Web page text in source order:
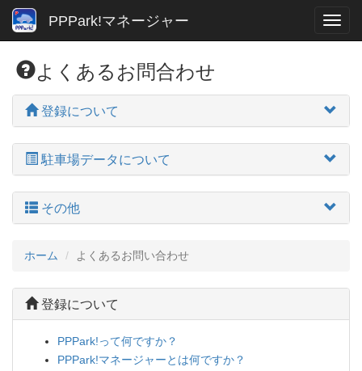
PPPark!マネージャー
よくあるお問合わせ
登録について
駐車場データについて
その他
ホーム よくあるお問い合わせ
登録について
PPPark!って何ですか？
PPPark!マネージャーとは何ですか？